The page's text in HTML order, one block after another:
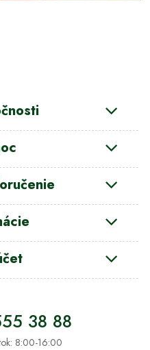
38 88
8:00-16:00